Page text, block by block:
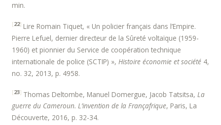
min.
[22] Lire Romain Tiquet, « Un policier français dans l’Empire.
Pierre Lefuel, dernier directeur de la Sûreté voltaïque (1959­
1960) et pionnier du Service de coopération technique
internationale de police (SCTIP) », Histoire économie et société 4,
no. 32, 2013, p. 49­58.
[23] Thomas Deltombe, Manuel Domergue, Jacob Tatsitsa, La
guerre du Cameroun. L’invention de la Françafrique, Paris, La
Découverte, 2016, p. 32-­34.